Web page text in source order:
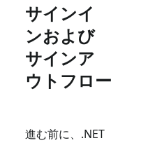
サインイ
ンおよび
サインア
ウトフロー
進む前に、.NET